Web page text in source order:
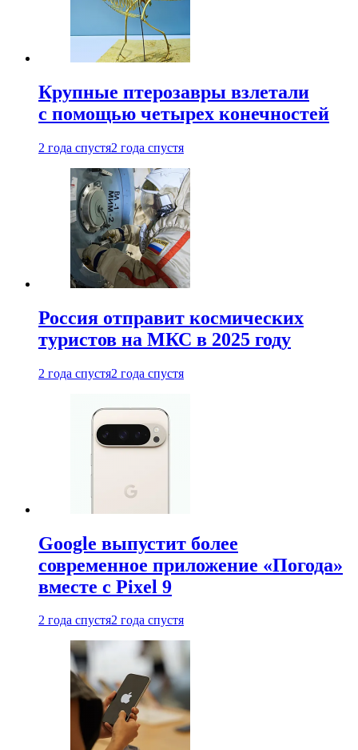
Крупные птерозавры взлетали
с помощью четырех конечностей
2 года спустя2 года спустя
Россия отправит космических
туристов на МКС в 2025 году
2 года спустя2 года спустя
Google выпустит более
современное приложение «Погода»
вместе с Pixel 9
2 года спустя2 года спустя